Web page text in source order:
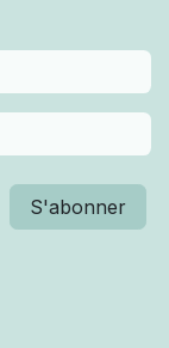
S'abonner